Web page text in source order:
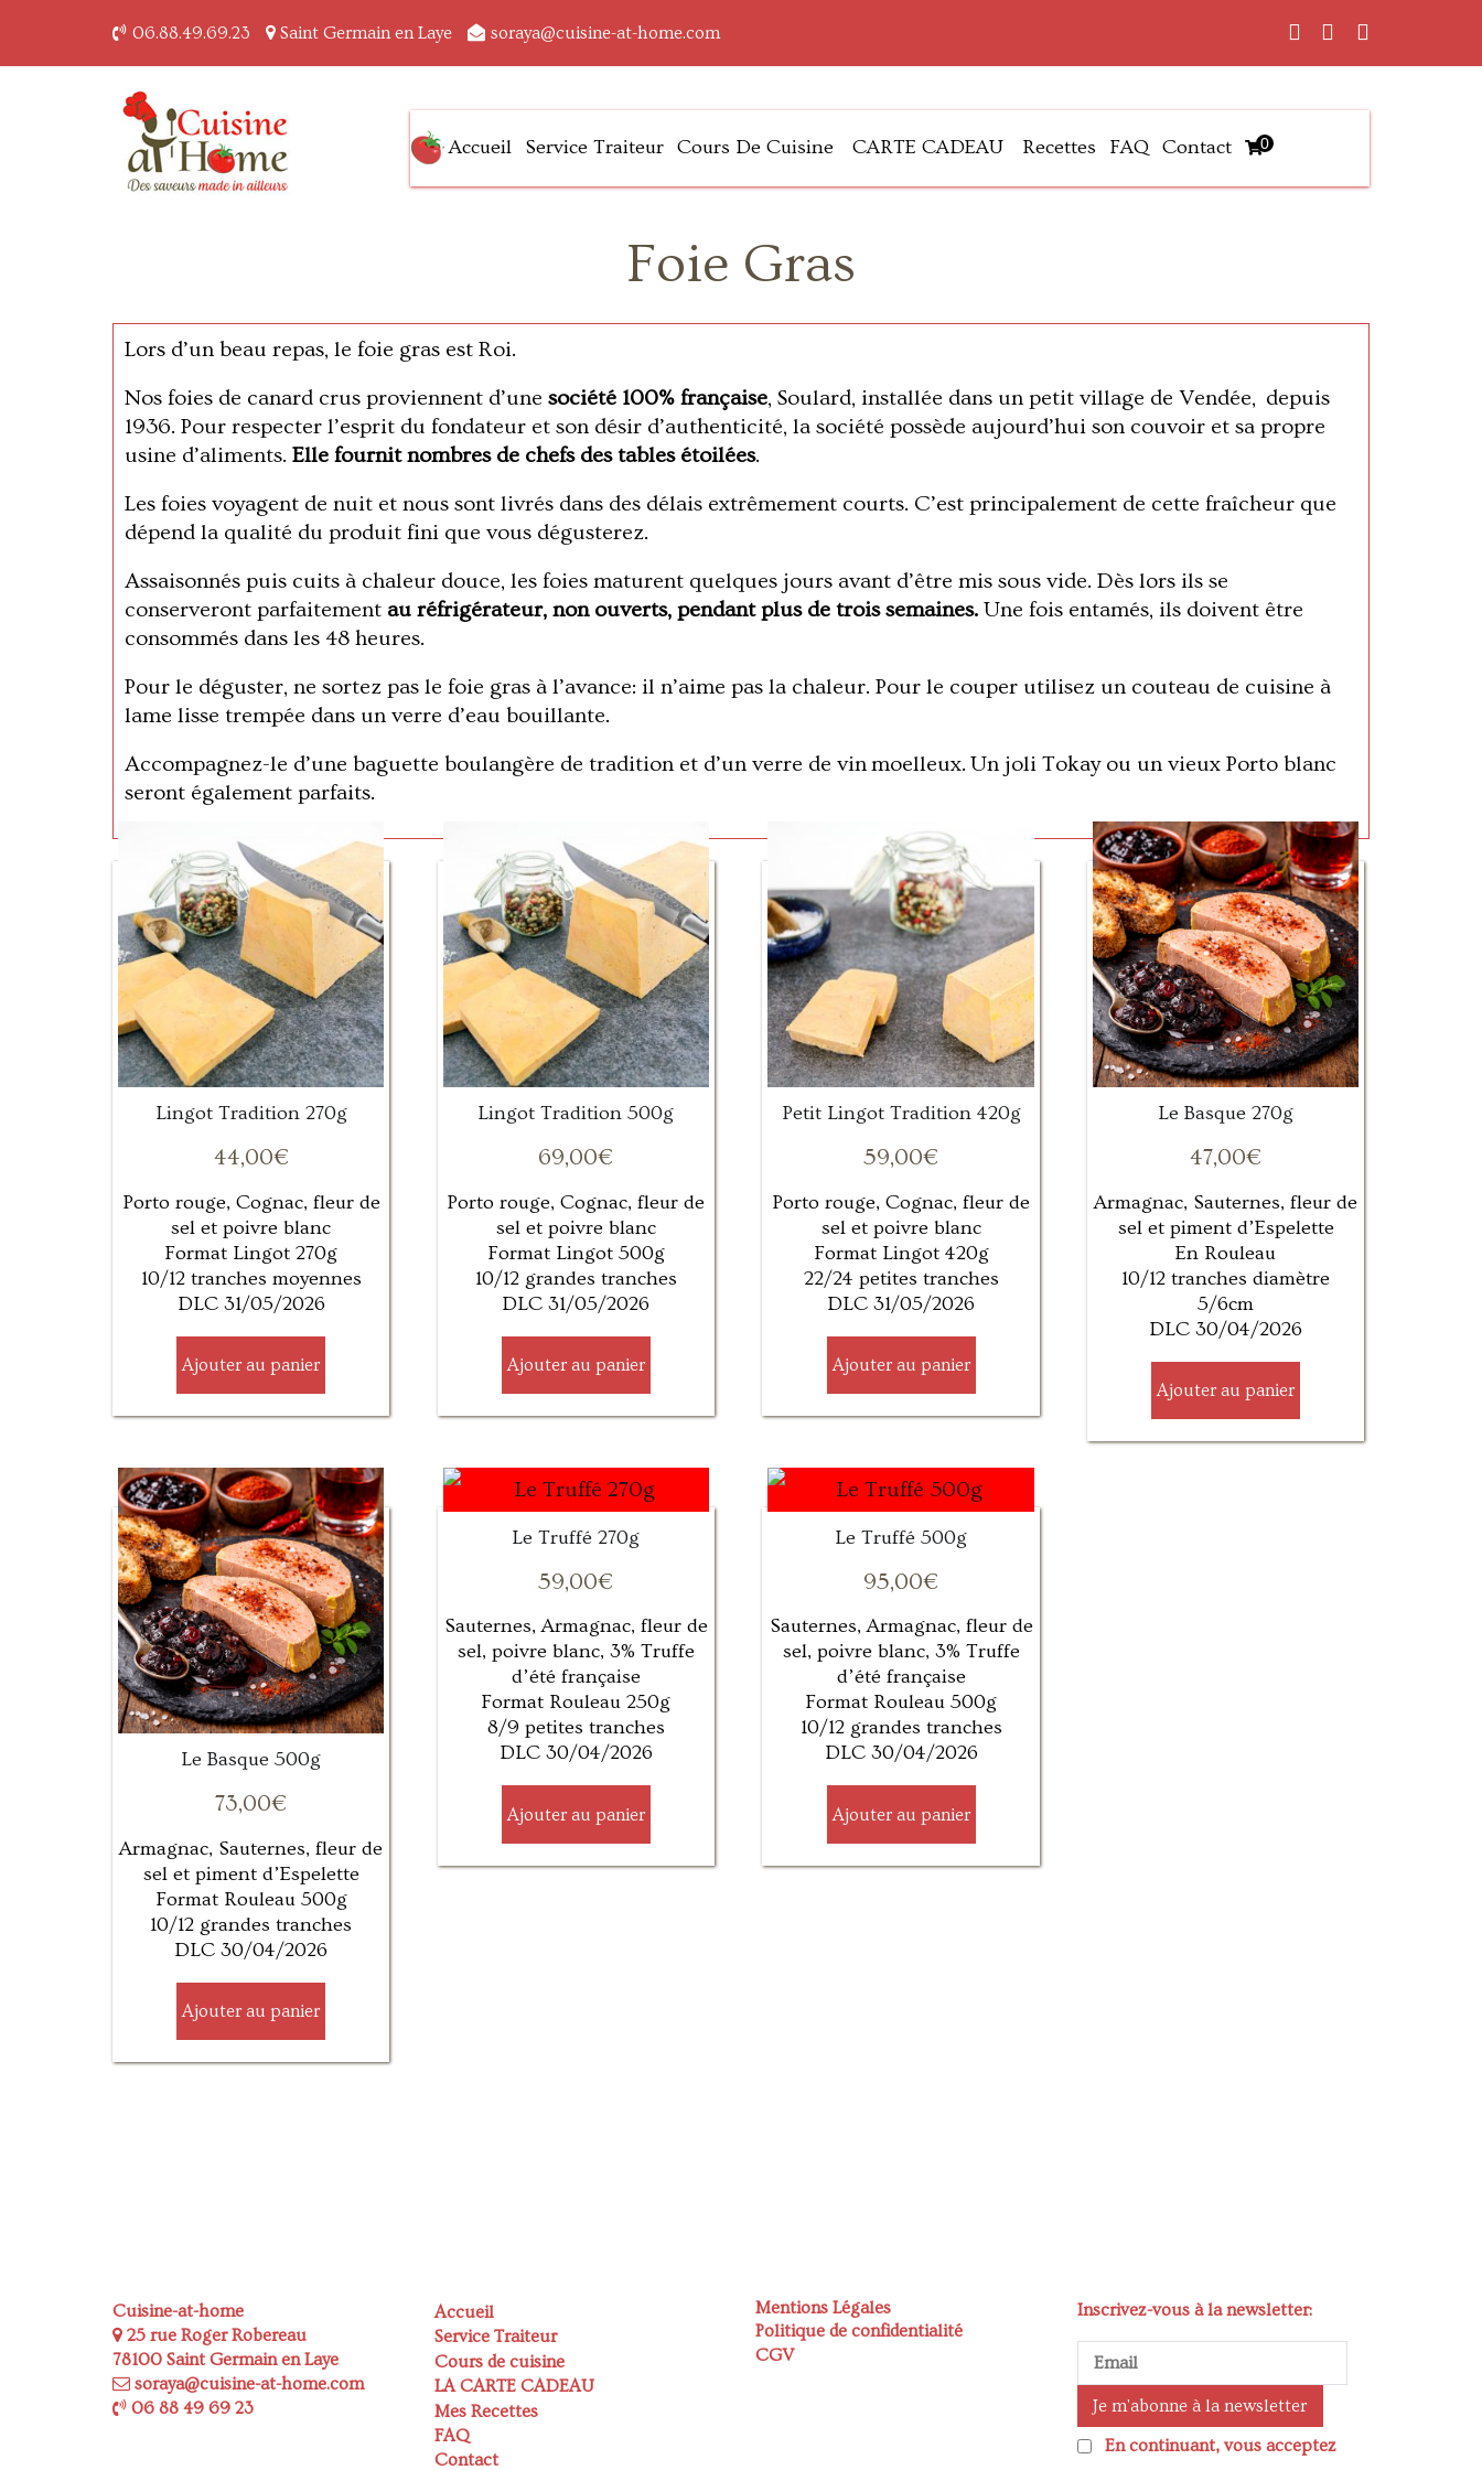
06.88.49.69.23 Saint Germain en Laye soraya@cuisine-at-home.com
Cuisine at home
Des saveurs made in ailleurs
Accueil Service Traiteur Cours De Cuisine CARTE CADEAU Recettes FAQ Contact 0
Foie Gras
Lors d’un beau repas, le foie gras est Roi.
Nos foies de canard crus proviennent d’une société 100% française, Soulard, installée dans un petit village de Vendée, depuis
1936. Pour respecter l’esprit du fondateur et son désir d’authenticité, la société possède aujourd’hui son couvoir et sa propre
usine d’aliments. Elle fournit nombres de chefs des tables étoilées.
Les foies voyagent de nuit et nous sont livrés dans des délais extrêmement courts. C’est principalement de cette fraîcheur que
dépend la qualité du produit fini que vous dégusterez.
Assaisonnés puis cuits à chaleur douce, les foies maturent quelques jours avant d’être mis sous vide. Dès lors ils se
conserveront parfaitement au réfrigérateur, non ouverts, pendant plus de trois semaines. Une fois entamés, ils doivent être
consommés dans les 48 heures.
Pour le déguster, ne sortez pas le foie gras à l’avance: il n’aime pas la chaleur. Pour le couper utilisez un couteau de cuisine à
lame lisse trempée dans un verre d’eau bouillante.
Accompagnez-le d’une baguette boulangère de tradition et d’un verre de vin moelleux. Un joli Tokay ou un vieux Porto blanc
seront également parfaits.
Lingot Tradition 270g
44,00€
Porto rouge, Cognac, fleur de
sel et poivre blanc
Format Lingot 270g
10/12 tranches moyennes
DLC 31/05/2026
Ajouter au panier
Lingot Tradition 500g
69,00€
Porto rouge, Cognac, fleur de
sel et poivre blanc
Format Lingot 500g
10/12 grandes tranches
DLC 31/05/2026
Ajouter au panier
Petit Lingot Tradition 420g
59,00€
Porto rouge, Cognac, fleur de
sel et poivre blanc
Format Lingot 420g
22/24 petites tranches
DLC 31/05/2026
Ajouter au panier
Le Basque 270g
47,00€
Armagnac, Sauternes, fleur de
sel et piment d’Espelette
En Rouleau
10/12 tranches diamètre
5/6cm
DLC 30/04/2026
Ajouter au panier
Le Basque 500g
73,00€
Armagnac, Sauternes, fleur de
sel et piment d’Espelette
Format Rouleau 500g
10/12 grandes tranches
DLC 30/04/2026
Ajouter au panier
Le Truffé 270g
59,00€
Sauternes, Armagnac, fleur de
sel, poivre blanc, 3% Truffe
d’été française
Format Rouleau 250g
8/9 petites tranches
DLC 30/04/2026
Ajouter au panier
Le Truffé 500g
95,00€
Sauternes, Armagnac, fleur de
sel, poivre blanc, 3% Truffe
d’été française
Format Rouleau 500g
10/12 grandes tranches
DLC 30/04/2026
Ajouter au panier
Cuisine-at-home
25 rue Roger Robereau
78100 Saint Germain en Laye
soraya@cuisine-at-home.com
06 88 49 69 23
Accueil
Service Traiteur
Cours de cuisine
LA CARTE CADEAU
Mes Recettes
FAQ
Contact
Mentions Légales
Politique de confidentialité
CGV
Inscrivez-vous à la newsletter:
En continuant, vous acceptez